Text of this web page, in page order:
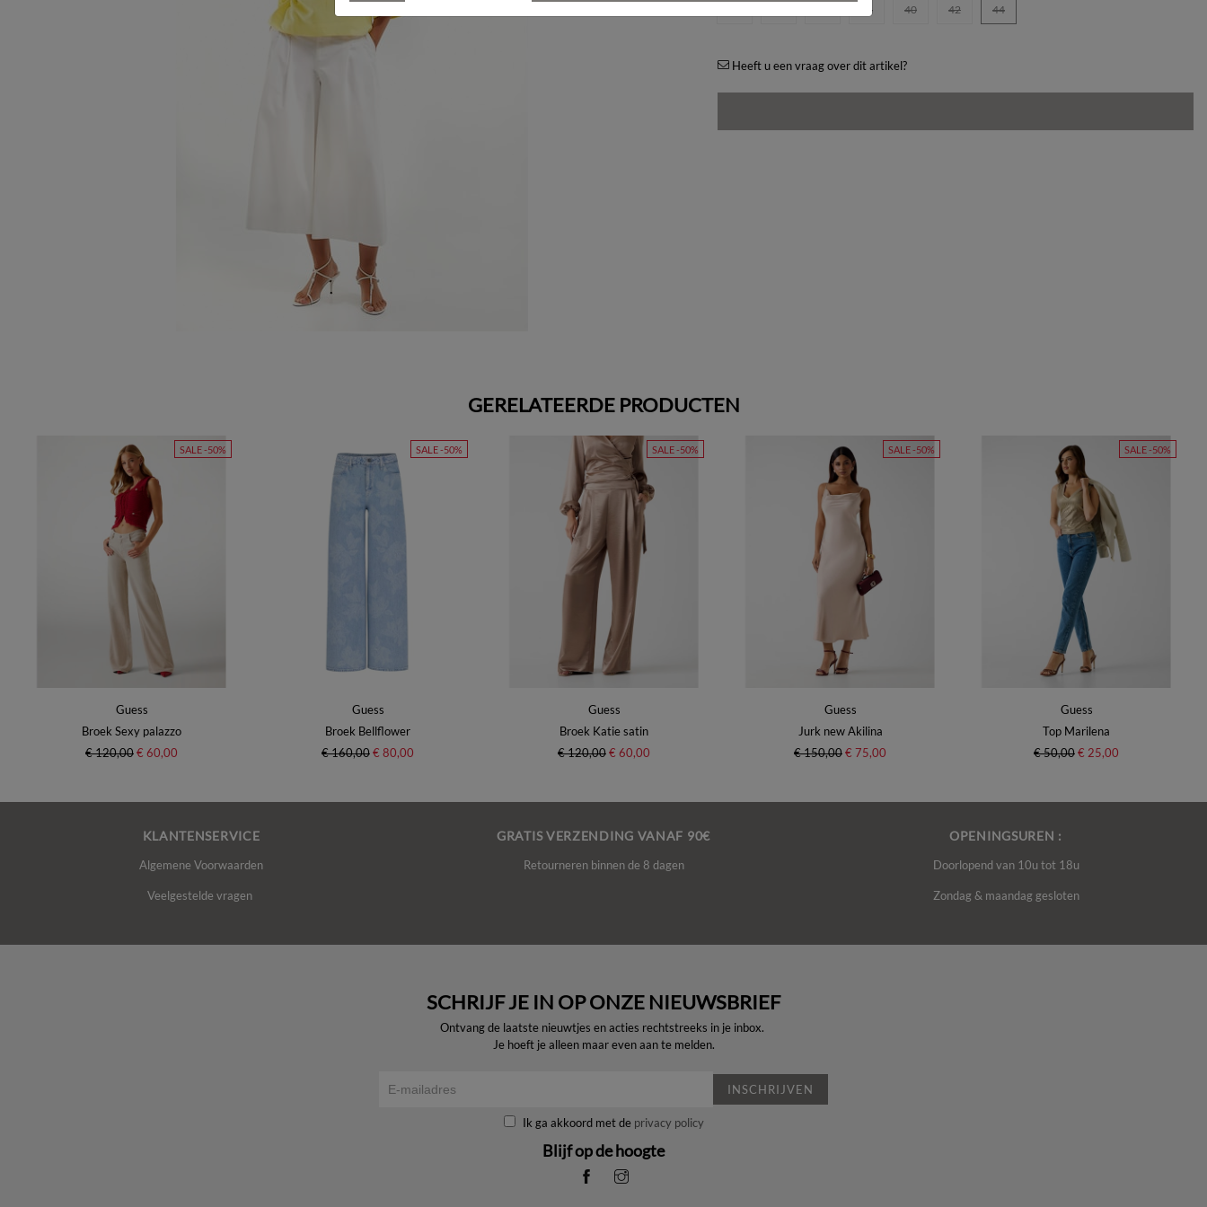
38 40 42 44
Heeft u een vraag over dit artikel?
GERELATEERDE PRODUCTEN
SALE -50%
Guess
Broek Sexy palazzo
€ 120,00€ 60,00
SALE -50%
Guess
Broek Bellflower
€ 160,00€ 80,00
SALE -50%
Guess
Broek Katie satin
€ 120,00€ 60,00
SALE -50%
Guess
Jurk new Akilina
€ 150,00€ 75,00
SALE -50%
Guess
Top Marilena
€ 50,00€ 25,00
KLANTENSERVICE
Algemene Voorwaarden
Veelgestelde vragen
GRATIS VERZENDING VANAF 90€
Retourneren binnen de 8 dagen
OPENINGSUREN :
Doorlopend van 10u tot 18u
Zondag & maandag gesloten
SCHRIJF JE IN OP ONZE NIEUWSBRIEF
Ontvang de laatste nieuwtjes en acties rechtstreeks in je inbox.
Je hoeft je alleen maar even aan te melden.
INSCHRIJVEN
Ik ga akkoord met de privacy policy
Blijf op de hoogte